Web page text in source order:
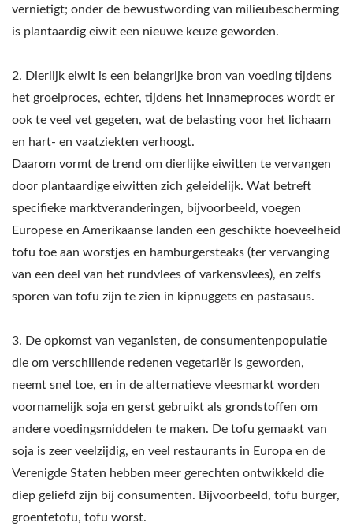
APPARATUUR, TOFU
MAKER, TOFU-MAKER
MACHINE, TOFU
MAKEN, TOFU
MAAKAPPARATUUR,
TOFU MAAKMACHINE,
PRIJS VAN TOFU
MAAKMACHINE, TOFU
FABRIKANTEN, TOFU
PRODUCTIE, TOFU
TOFU-FABRIEK, TOFU-
PRODUCTIEFABRIEK,
TOFU-
PRODUCTIEAPPARATUUR,
TOFU-
PRODUCTIEFABRIEK,
vernietigt; onder de bewustwording van milieubescherming
is plantaardig eiwit een nieuwe keuze geworden.
2. Dierlijk eiwit is een belangrijke bron van voeding tijdens
het groeiproces, echter, tijdens het innameproces wordt er
ook te veel vet gegeten, wat de belasting voor het lichaam
en hart- en vaatziekten verhoogt.
Daarom vormt de trend om dierlijke eiwitten te vervangen
door plantaardige eiwitten zich geleidelijk. Wat betreft
specifieke marktveranderingen, bijvoorbeeld, voegen
Europese en Amerikaanse landen een geschikte hoeveelheid
tofu toe aan worstjes en hamburgersteaks (ter vervanging
van een deel van het rundvlees of varkensvlees), en zelfs
sporen van tofu zijn te zien in kipnuggets en pastasaus.
3. De opkomst van veganisten, de consumentenpopulatie
die om verschillende redenen vegetariër is geworden,
neemt snel toe, en in de alternatieve vleesmarkt worden
voornamelijk soja en gerst gebruikt als grondstoffen om
andere voedingsmiddelen te maken. De tofu gemaakt van
soja is zeer veelzijdig, en veel restaurants in Europa en de
Verenigde Staten hebben meer gerechten ontwikkeld die
diep geliefd zijn bij consumenten. Bijvoorbeeld, tofu burger,
groentetofu, tofu worst.